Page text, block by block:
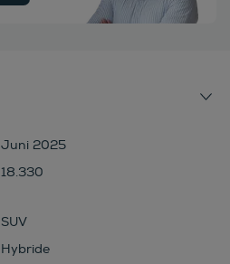
Juni 2025
18.330
SUV
Hybride